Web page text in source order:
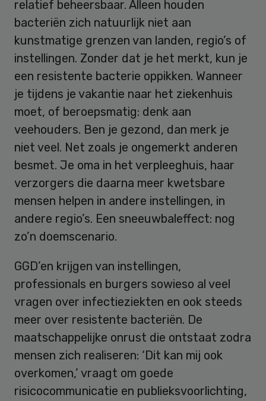
relatief beheersbaar. Alleen houden
bacteriën zich natuurlijk niet aan
kunstmatige grenzen van landen, regio’s of
instellingen. Zonder dat je het merkt, kun je
een resistente bacterie oppikken. Wanneer
je tijdens je vakantie naar het ziekenhuis
moet, of beroepsmatig: denk aan
veehouders. Ben je gezond, dan merk je
niet veel. Net zoals je ongemerkt anderen
besmet. Je oma in het verpleeghuis, haar
verzorgers die daarna meer kwetsbare
mensen helpen in andere instellingen, in
andere regio’s. Een sneeuwbaleffect: nog
zo’n doemscenario.
GGD’en krijgen van instellingen,
professionals en burgers sowieso al veel
vragen over infectieziekten en ook steeds
meer over resistente bacteriën. De
maatschappelijke onrust die ontstaat zodra
mensen zich realiseren: ‘Dit kan mij ook
overkomen,’ vraagt om goede
risicocommunicatie en publieksvoorlichting,